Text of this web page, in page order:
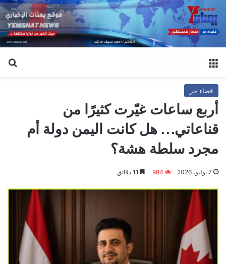
فضاء حر
أربع ساعات غيّرت كثيرًا من
قناعاتي… هل كانت اليمن دولة أم
مجرد سلطة هشة؟
7 يوليو، 2026 984